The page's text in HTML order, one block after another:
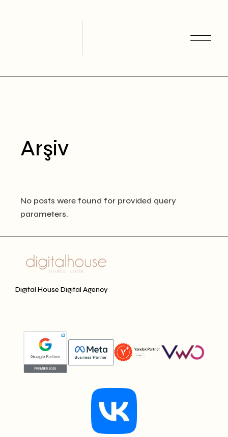
Arşiv
No posts were found for provided query
parameters.
Digital House Digital Agency